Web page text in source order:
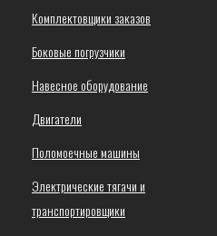
Комплектовщики заказов
Боковые погрузчики
Навесное оборудование
Двигатели
Поломоечные машины
Электрические тягачи и
транспортировщики